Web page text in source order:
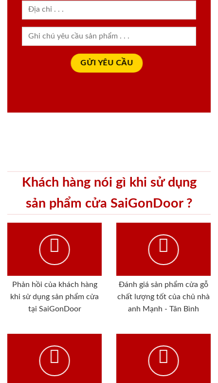
Khách hàng nói gì khi sử dụng
sản phẩm cửa SaiGonDoor ?
Phản hồi của khách hàng
khi sử dụng sản phẩm cửa
tại SaiGonDoor
Đánh giá sản phẩm cửa gỗ
chất lượng tốt của chủ nhà
anh Mạnh - Tân Bình